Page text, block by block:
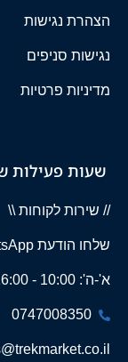
הצהרת נגישות
נגישות סניפים
מדיניות פרטיות
שעות פעילות
// שירות לקוחות \\
שלחו הודעת WhatsApp דרך האתר
א'-ה': 10:00 - 16:00 | שישי שבת סגור
0747008350